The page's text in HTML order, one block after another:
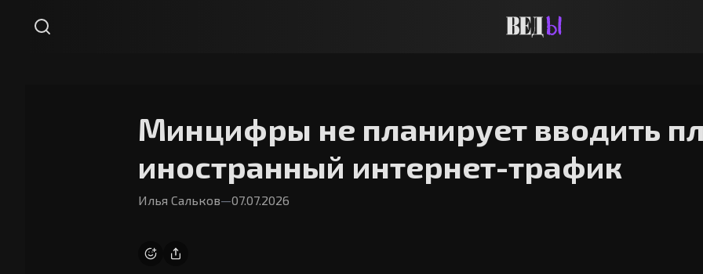
Минцифры не планирует вводить
иностранный интернет-трафик
Илья Сальков—07.07.2026